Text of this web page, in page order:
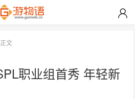
正文
职业组首秀 年轻新